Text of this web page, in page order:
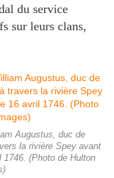
du service
sur leurs clans,
Augustus, duc de
la rivière Spey avant
(Photo de Hulton